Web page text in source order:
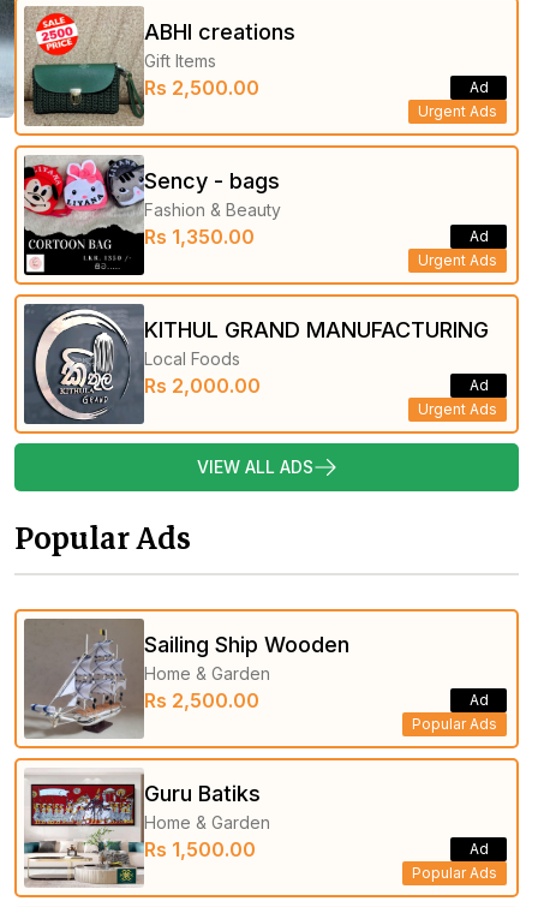
ABHI creations
Gift Items
Rs 2,500.00
Urgent Ads
Ad
Sency - bags
Fashion & Beauty
Rs 1,350.00
Urgent Ads
Ad
KITHUL GRAND MANUFACTURING
Local Foods
Rs 2,000.00
Urgent Ads
Ad
VIEW ALL ADS
Popular Ads
Sailing Ship Wooden
Home & Garden
Rs 2,500.00
Popular Ads
Ad
Guru Batiks
Home & Garden
Rs 1,500.00
Popular Ads
Ad